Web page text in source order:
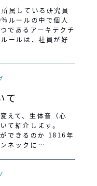
属している研究員
ルールの中で個人
であるアーキテクチ
ールは、社員が好
て
えて、生体音（心
て紹介します。
できるのか 1816年
ネックに…